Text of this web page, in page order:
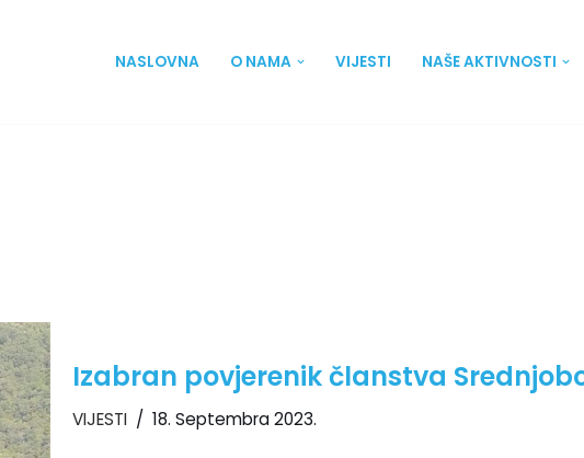
NASLOVNA O NAMA VIJESTI NAŠE AKTIVNOSTI
Izabran povjerenik članstva
VIJESTI 18. Septembra 2023.